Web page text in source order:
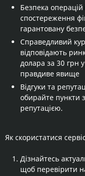
Безпека
спостереження
гарантовану
Справедливий
відповідають
долара за 30 грн
правдиве явище
Відгуки та
обирайте пункти
репутацією.
Як скористатися
Дізнайтесь
щоб перевірити